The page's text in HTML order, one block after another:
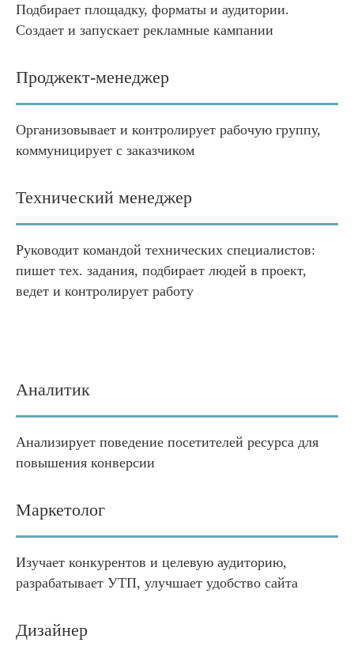
Подбирает площадку, форматы и аудитории.
Создает и запускает рекламные кампании
Проджект-менеджер
Организовывает и контролирует рабочую группу,
коммуницирует с заказчиком
Технический менеджер
Руководит командой технических специалистов:
пишет тех. задания, подбирает людей в проект,
ведет и контролирует работу
Аналитик
Анализирует поведение посетителей ресурса для
повышения конверсии
Маркетолог
Изучает конкурентов и целевую аудиторию,
разрабатывает УТП, улучшает удобство сайта
Дизайнер